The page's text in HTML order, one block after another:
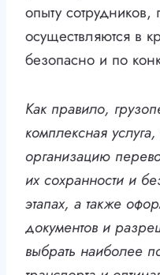
опыту
осуществляются в
безопасно и по
Как правило,
комплексная
организацию
их сохранности и
этапах, а также
документов и
выбрать наиболее